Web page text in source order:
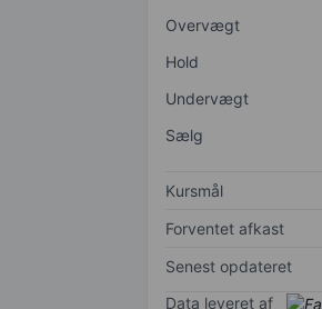
Overvægt
Hold
Undervægt
Sælg
Kursmål
Forventet afkast
Senest opdateret
Data leveret af